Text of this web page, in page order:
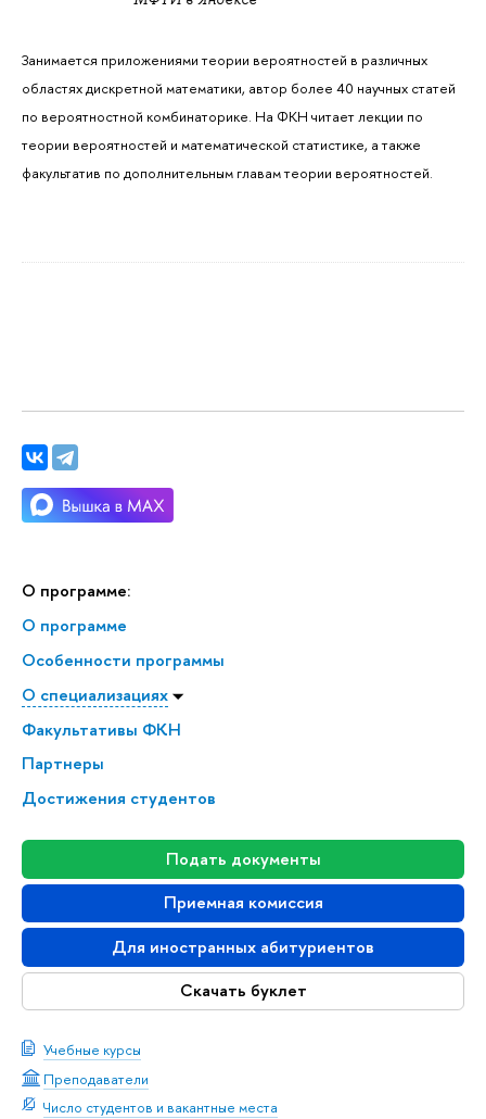
О программе:
О программе
Особенности программы
О специализациях
Факультативы ФКН
Партнеры
Достижения студентов
Подать документы
Приемная комиссия
Для иностранных абитуриентов
Скачать буклет
Учебные курсы
Преподаватели
Число студентов и вакантные места
Занимается приложениями теории вероятностей в различных
областях дискретной математики, автор более 40 научных статей
по вероятностной комбинаторике. На ФКН читает лекции по
теории вероятностей и математической статистике, а также
факультатив по дополнительным главам теории вероятностей.